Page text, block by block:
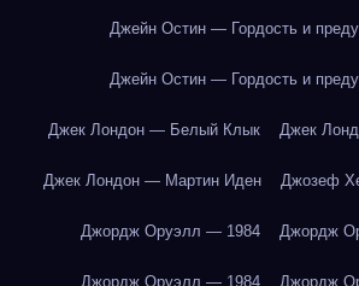
Джейн Остин — Гордость и
Джейн Остин — Гордость и
Джек Лондон — Белый Клык Джек
Джек Лондон — Мартин Иден Джозеф
Джордж Оруэлл — 1984 Джордж
Джордж Оруэлл — 1984 Джордж